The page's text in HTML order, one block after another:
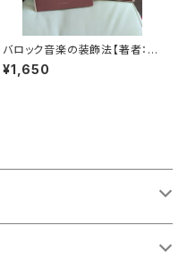
バロック音楽の装飾法【著者：ハ
ンス・ペーター・シュミッツ、訳：
山田貢】出版社：シンフォニア
¥1,650